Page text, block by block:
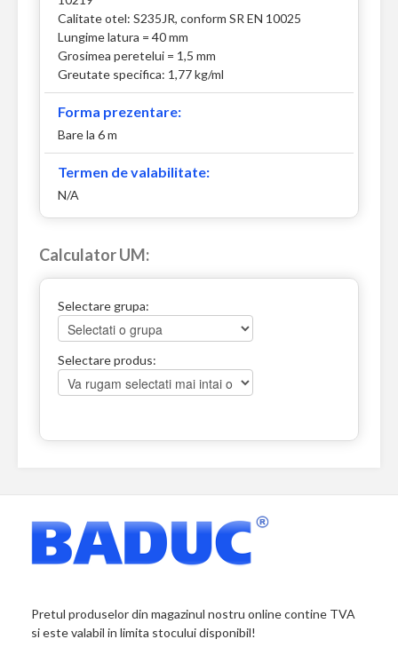
Calitate otel: S235JR, conform SR EN 10025
Lungime latura = 40 mm
Grosimea peretelui = 1,5 mm
Greutate specifica: 1,77 kg/ml
Forma prezentare:
Bare la 6 m
Termen de valabilitate:
N/A
Calculator UM:
Selectare grupa:
Selectare produs:
Pretul produselor din magazinul nostru online contine TVA
si este valabil in limita stocului disponibil!